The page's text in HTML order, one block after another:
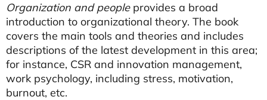
Organization and peopleprovides a broad
introduction to organizational theory. The book
covers the main tools and theories and includes
descriptions of the latest development in this area;
for instance, CSR and innovation management,
work psychology, including stress, motivation,
burnout, etc.